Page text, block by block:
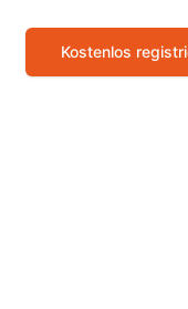
Kostenlos